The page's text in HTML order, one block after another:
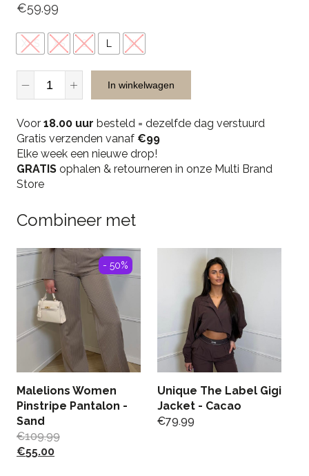
€59.99
XXS XS S L XL
Unique
The
Gigi
Short
-
Olive
quantity
In winkelwagen
Voor 18.00 uur besteld = dezelfde dag verstuurd
Gratis verzenden vanaf €99
Elke week een nieuwe drop!
GRATIS ophalen & retourneren in onze Multi Brand
Store
Combineer met
- 50%
Malelions Women
Pinstripe Pantalon -
Sand
€109.99
€55.00
Unique The Label Gigi
Jacket - Cacao
€79.99